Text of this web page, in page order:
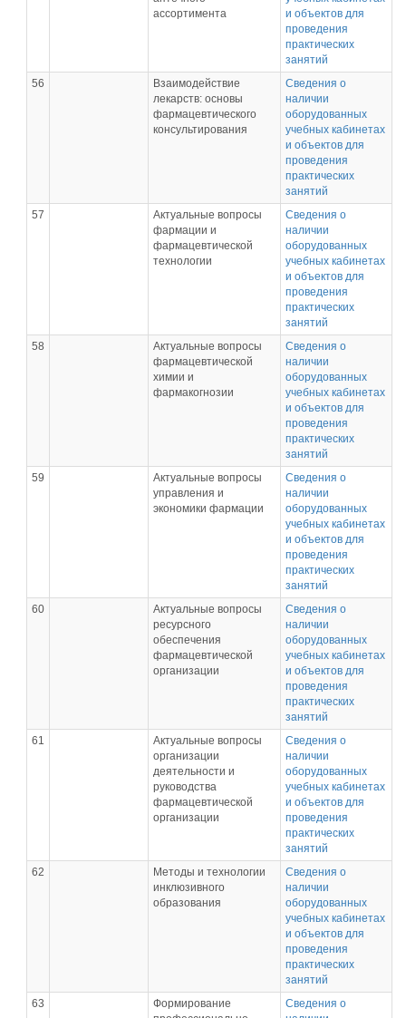
ассортимента
и объектов для
проведения
практических
занятий
56
Взаимодействие
лекарств: основы
фармацевтического
консультирования
Сведения о
наличии
оборудованных
учебных кабинетах
и объектов для
проведения
практических
занятий
57
Актуальные вопросы
фармации и
фармацевтической
технологии
Сведения о
наличии
оборудованных
учебных кабинетах
и объектов для
проведения
практических
занятий
58
Актуальные вопросы
фармацевтической
химии и
фармакогнозии
Сведения о
наличии
оборудованных
учебных кабинетах
и объектов для
проведения
практических
занятий
59
Актуальные вопросы
управления и
экономики фармации
Сведения о
наличии
оборудованных
учебных кабинетах
и объектов для
проведения
практических
занятий
60
Актуальные вопросы
ресурсного
обеспечения
фармацевтической
организации
Сведения о
наличии
оборудованных
учебных кабинетах
и объектов для
проведения
практических
занятий
61
Актуальные вопросы
организации
деятельности и
руководства
фармацевтической
организации
Сведения о
наличии
оборудованных
учебных кабинетах
и объектов для
проведения
практических
занятий
62
Методы и технологии
инклюзивного
образования
Сведения о
наличии
оборудованных
учебных кабинетах
и объектов для
проведения
практических
занятий
63
Формирование
Сведения о